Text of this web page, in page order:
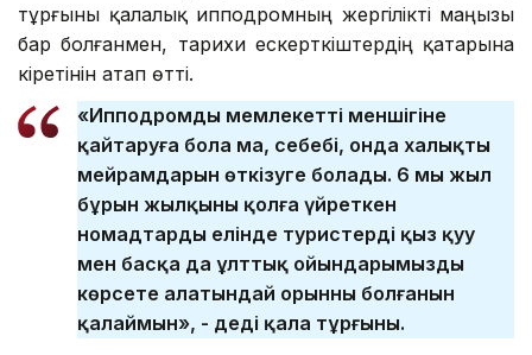
тұрғыны қалалық ипподромның жергілікті маңызы
бар болғанмен, тарихи ескерткіштердің қатарына
кіретінін атап өтті.
«Ипподромды мемлекеттің меншігіне
қайтаруға бола ма, себебі, онда халықтың
мейрамдарын өткізуге болады. 6 мың жыл
бұрын жылқыны қолға үйреткен
номадтардың елінде туристерді қыз қуу
мен басқа да ұлттық ойындарымызды
көрсете алатындай орынның болғанын
қалаймын», - деді қала тұрғыны.